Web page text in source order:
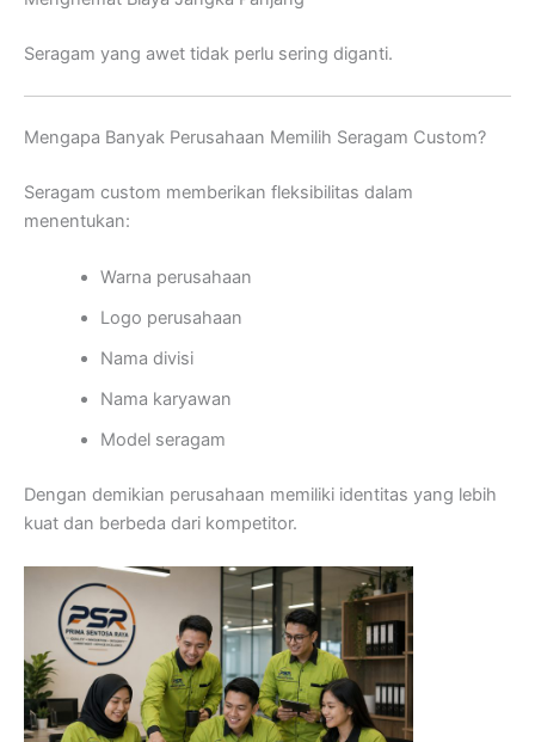
Seragam yang awet tidak perlu sering diganti.
Mengapa Banyak Perusahaan Memilih Seragam Custom?
Seragam custom memberikan fleksibilitas dalam
menentukan:
Warna perusahaan
Logo perusahaan
Nama divisi
Nama karyawan
Model seragam
Dengan demikian perusahaan memiliki identitas yang lebih
kuat dan berbeda dari kompetitor.